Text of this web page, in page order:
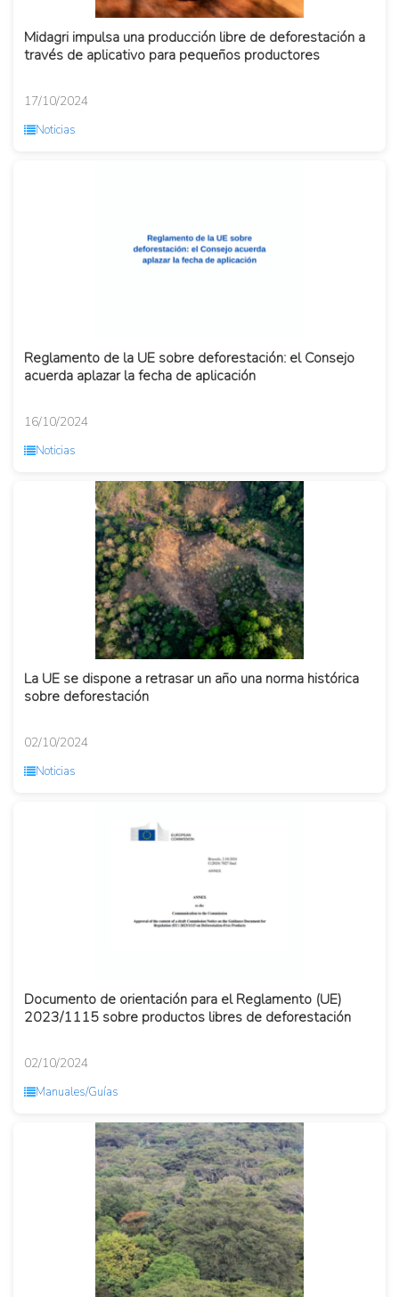
Midagri impulsa una producción libre de deforestación a
través de aplicativo para pequeños productores
17/10/2024
Noticias
Reglamento de la UE sobre deforestación: el Consejo
acuerda aplazar la fecha de aplicación
16/10/2024
Noticias
La UE se dispone a retrasar un año una norma histórica
sobre deforestación
02/10/2024
Noticias
Documento de orientación para el Reglamento (UE)
2023/1115 sobre productos libres de deforestación
02/10/2024
Manuales/Guías